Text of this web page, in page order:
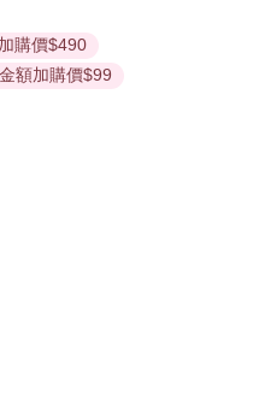
世界。侏儒與聽障並不是常
電子書僅能以金石堂專屬
閱讀器或直接下載檔案。
行政院消費者保護處公告之
購價$490
額加購價$99